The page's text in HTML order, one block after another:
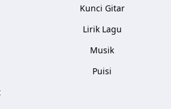
Kunci Gitar
Lirik Lagu
Musik
Puisi